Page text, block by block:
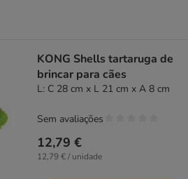
KONG Shells tartaruga de
brincar para cães
L: C 28 cm x L 21 cm x A 8 cm
12,79 €
12,79 € / unidade
Sem avaliações